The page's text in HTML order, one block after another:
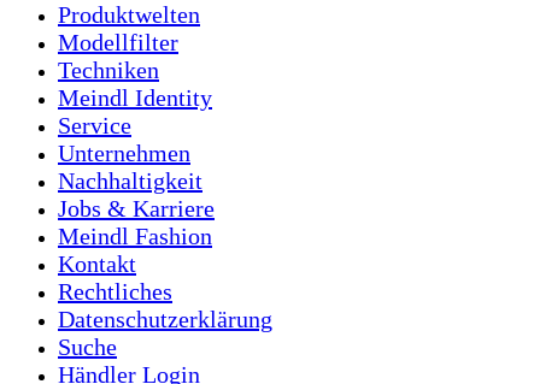
Produktwelten
Modellfilter
Techniken
Meindl Identity
Service
Unternehmen
Nachhaltigkeit
Jobs & Karriere
Meindl Fashion
Kontakt
Rechtliches
Datenschutzerklärung
Suche
Händler Login